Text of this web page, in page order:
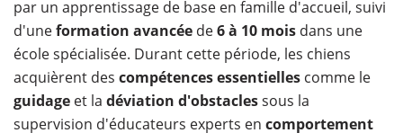
par un apprentissage de base en famille d'accueil, suivi
d'uneformation avancée de6 à 10 mois dans une
école spécialisée. Durant cette période, les chiens
acquièrent des compétences essentielles comme le
guidage et la déviation d'obstaclessous la
supervision d'éducateurs experts en comportement